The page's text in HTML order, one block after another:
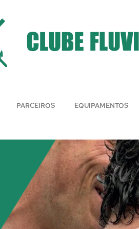
PARCEIROS EQUIPAMENTOS